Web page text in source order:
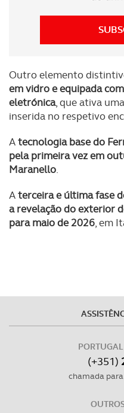
Outro elemento
em vidro e equipada
eletrónica, que ativa
inserida no respetivo
Atecnologia base do
pela primeira vez em
Maranello.
Aterceira e última fase
a revelação do exterior
para maio de 2026, em
(+351)
chamada